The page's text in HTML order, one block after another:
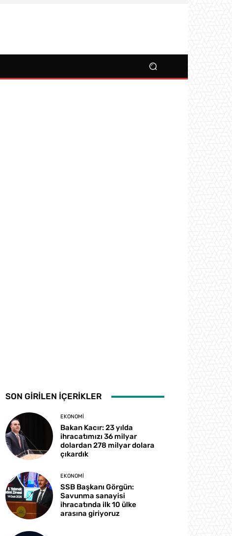
SON GİRİLEN İÇERİKLER
EKONOMI
Bakan Kacır: 23 yılda
ihracatımızı 36 milyar
dolardan 278 milyar dolara
çıkardık
EKONOMI
SSB Başkanı Görgün:
Savunma sanayisi
ihracatında ilk 10 ülke
arasına giriyoruz